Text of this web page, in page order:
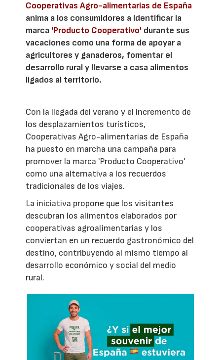
Cooperativas Agro-alimentarias de España
anima a los consumidores a identificar la
marca 'Producto Cooperativo' durante sus
vacaciones como una forma de apoyar a
agricultores y ganaderos, fomentar el
desarrollo rural y llevarse a casa alimentos
ligados al territorio.
Con la llegada del verano y el incremento de
los desplazamientos turísticos,
Cooperativas Agro-alimentarias de España
ha puesto en marcha una campaña para
promover la marca 'Producto Cooperativo'
como una alternativa a los recuerdos
tradicionales de los viajes.
La iniciativa propone que los visitantes
descubran los alimentos elaborados por
cooperativas agroalimentarias y los
conviertan en un recuerdo gastronómico del
destino, contribuyendo al mismo tiempo al
desarrollo económico y social del medio
rural.